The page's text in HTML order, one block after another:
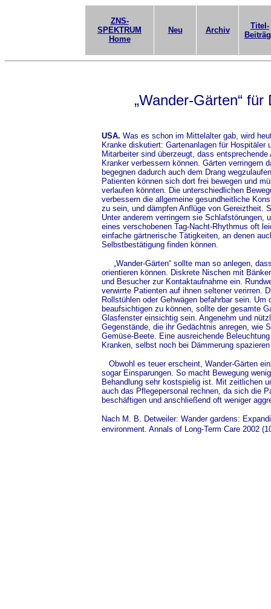
ZNS-
SPEKTRUM
Home
Neu Archiv
Titel-
„Wander-Gärten“ für
USA. Was es schon im Mittelalter gab, wird
Kranke diskutiert: Gartenanlagen für
Mitarbeiter sind überzeugt, dass
Kranker verbessern können. Gärten verringern
begegnen dadurch auch dem Drang
Patienten können sich dort frei bewegen und
verlaufen könnten. Die unterschiedlichen
verbessern die allgemeine gesundheitliche
zu sein, und dämpfen Anflüge von Gereiztheit.
Unter anderem verringern sie Schlafstörungen,
eines verschobenen Tag-Nacht-Rhythmus oft
einfache gärtnerische Tätigkeiten, an denen
Selbstbestätigung finden können.
„Wander-Gärten“ sollte man so anlegen,
orientieren können. Diskrete Nischen mit
und Besucher zur Kontaktaufnahme ein.
verwirrte Patienten auf ihnen seltener verirren.
Rollstühlen oder Gehwägen befahrbar sein. Um
beaufsichtigen zu können, sollte der gesamte
Glasfenster einsichtig sein. Angenehm und
Gegenstände, die ihr Gedächtnis anregen, wie
Gemüse-Beete. Eine ausreichende
Kranken, selbst noch bei Dämmerung
Obwohl es teuer erscheint, Wander-Gärten
sogar Einsparungen. So macht Bewegung
Behandlung sehr kostspielig ist. Mit zeitlichen
auch das Pflegepersonal rechnen, da sich die
beschäftigen und anschließend oft weniger
Nach M. B. Detweiler: Wander gardens:
environment. Annals of Long-Term Care 2002